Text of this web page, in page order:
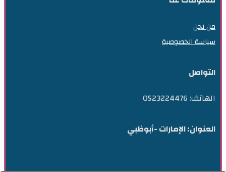
من نحن
سياسة الخصوصية
التواصل
الهاتف: 0523224476
العنوان: الإمارات -أبوظبي